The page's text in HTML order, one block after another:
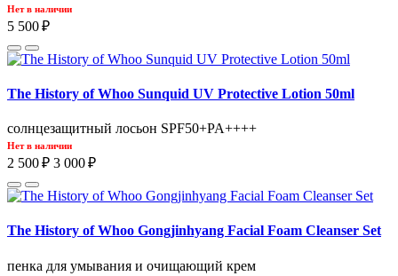
Нет в наличии
5 500 ₽
The History of Whoo Sunquid UV Protective Lotion 50ml
солнцезащитный лосьон SPF50+PA++++
Нет в наличии
2 500 ₽ 3 000 ₽
The History of Whoo Gongjinhyang Facial Foam Cleanser Set
пенка для умывания и очищающий крем